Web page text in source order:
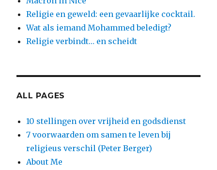
Religie en geweld: een gevaarlijke cocktail.
Wat als iemand Mohammed beledigt?
Religie verbindt… en scheidt
ALL PAGES
10 stellingen over vrijheid en godsdienst
7 voorwaarden om samen te leven bij
religieus verschil (Peter Berger)
About Me